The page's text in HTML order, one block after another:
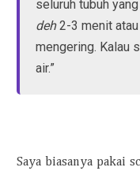
seluruh tubuh
deh2-3 menit
mengering. Kalau
air.”
Saya biasanya pakai